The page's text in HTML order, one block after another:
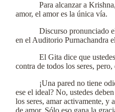
Para alcanzar a
amor, el amor es la única vía.
Discurso pronunciado
en el Auditorio Purnachandra
El Gita dice que
contra de todos los seres,
¡Una pared no tiene
ese el ideal? No, ustedes
los seres, amar activamente, y
de amor. Sólo eso gana la